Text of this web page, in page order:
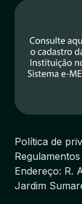
Política de
Regulamentos
Endereço: R.
Jardim